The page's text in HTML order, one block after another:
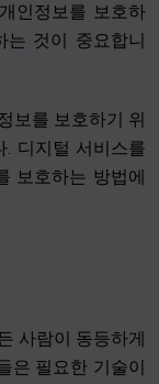
인정보를 보호하
것이 중요합니
보를 보호하기 위
디지털 서비스를
보호하는 방법에
사람이 동등하게
은 필요한 기술이